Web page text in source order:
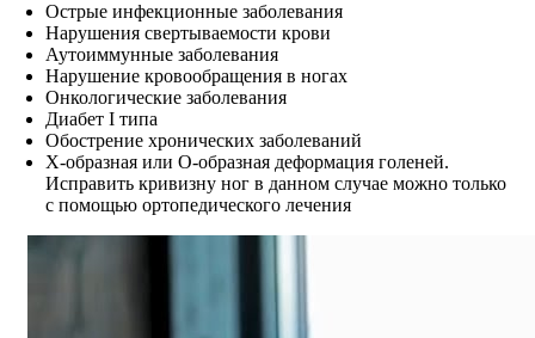
Острые инфекционные заболевания
Нарушения свертываемости крови
Аутоиммунные заболевания
Нарушение кровообращения в ногах
Онкологические заболевания
Диабет I типа
Обострение хронических заболеваний
Х-образная или О-образная деформация голеней.
Исправить кривизну ног в данном случае можно только
с помощью ортопедического лечения